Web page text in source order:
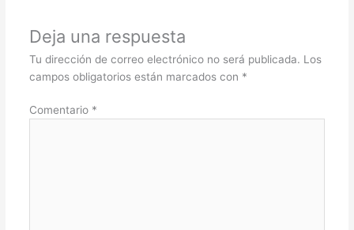
Deja una respuesta
Tu dirección de correo electrónico no será publicada. Los
campos obligatorios están marcados con *
Comentario *